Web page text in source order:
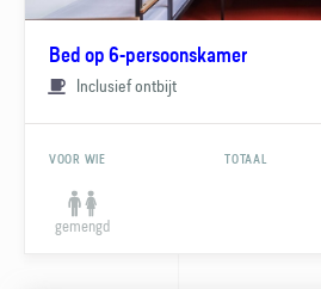
Bed op 6-persoonskamer
Inclusief ontbijt
VOOR WIE TOTAAL
gemengd